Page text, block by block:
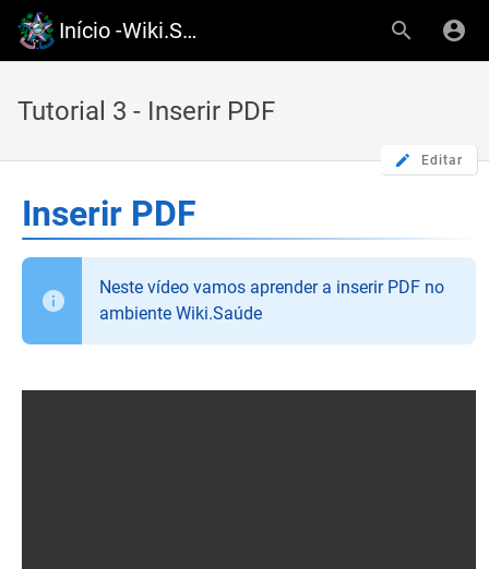
Início -Wiki.Saude-ES
Tutorial 3 - Inserir PDF
Editar
Inserir PDF
Neste vídeo vamos aprender a inserir PDF no
ambiente Wiki.Saúde